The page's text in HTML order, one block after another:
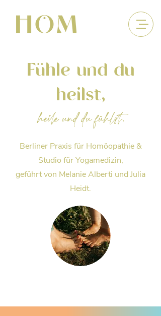
Fühle und du
heilst,
heile und du fühlst.
Berliner Praxis für Homöopathie &
Studio für Yogamedizin,
geführt von Melanie Alberti und Julia
Heidt.